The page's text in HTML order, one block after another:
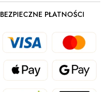
BEZPIECZNE PŁATNOŚCI